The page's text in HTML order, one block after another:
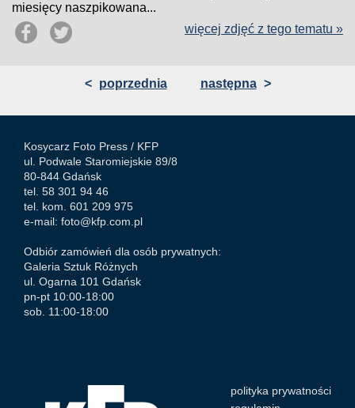
miesięcy naszpikowana...
więcej zdjęć z tego tematu »
< poprzednia następna >
Kosycarz Foto Press / KFP
ul. Podwale Staromiejskie 89/8
80-844 Gdańsk
tel. 58 301 94 46
tel. kom. 601 209 975
e-mail: foto@kfp.com.pl
Odbiór zamówień dla osób prywatnych:
Galeria Sztuk Różnych
ul. Ogarna 101 Gdańsk
pn-pt 10:00-18:00
sob. 11:00-18:00
polityka prywatności